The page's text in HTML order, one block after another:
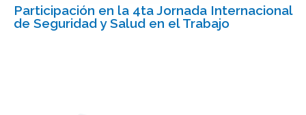
Participación en la 4ta Jornada Internacional
de Seguridad y Salud en el Trabajo